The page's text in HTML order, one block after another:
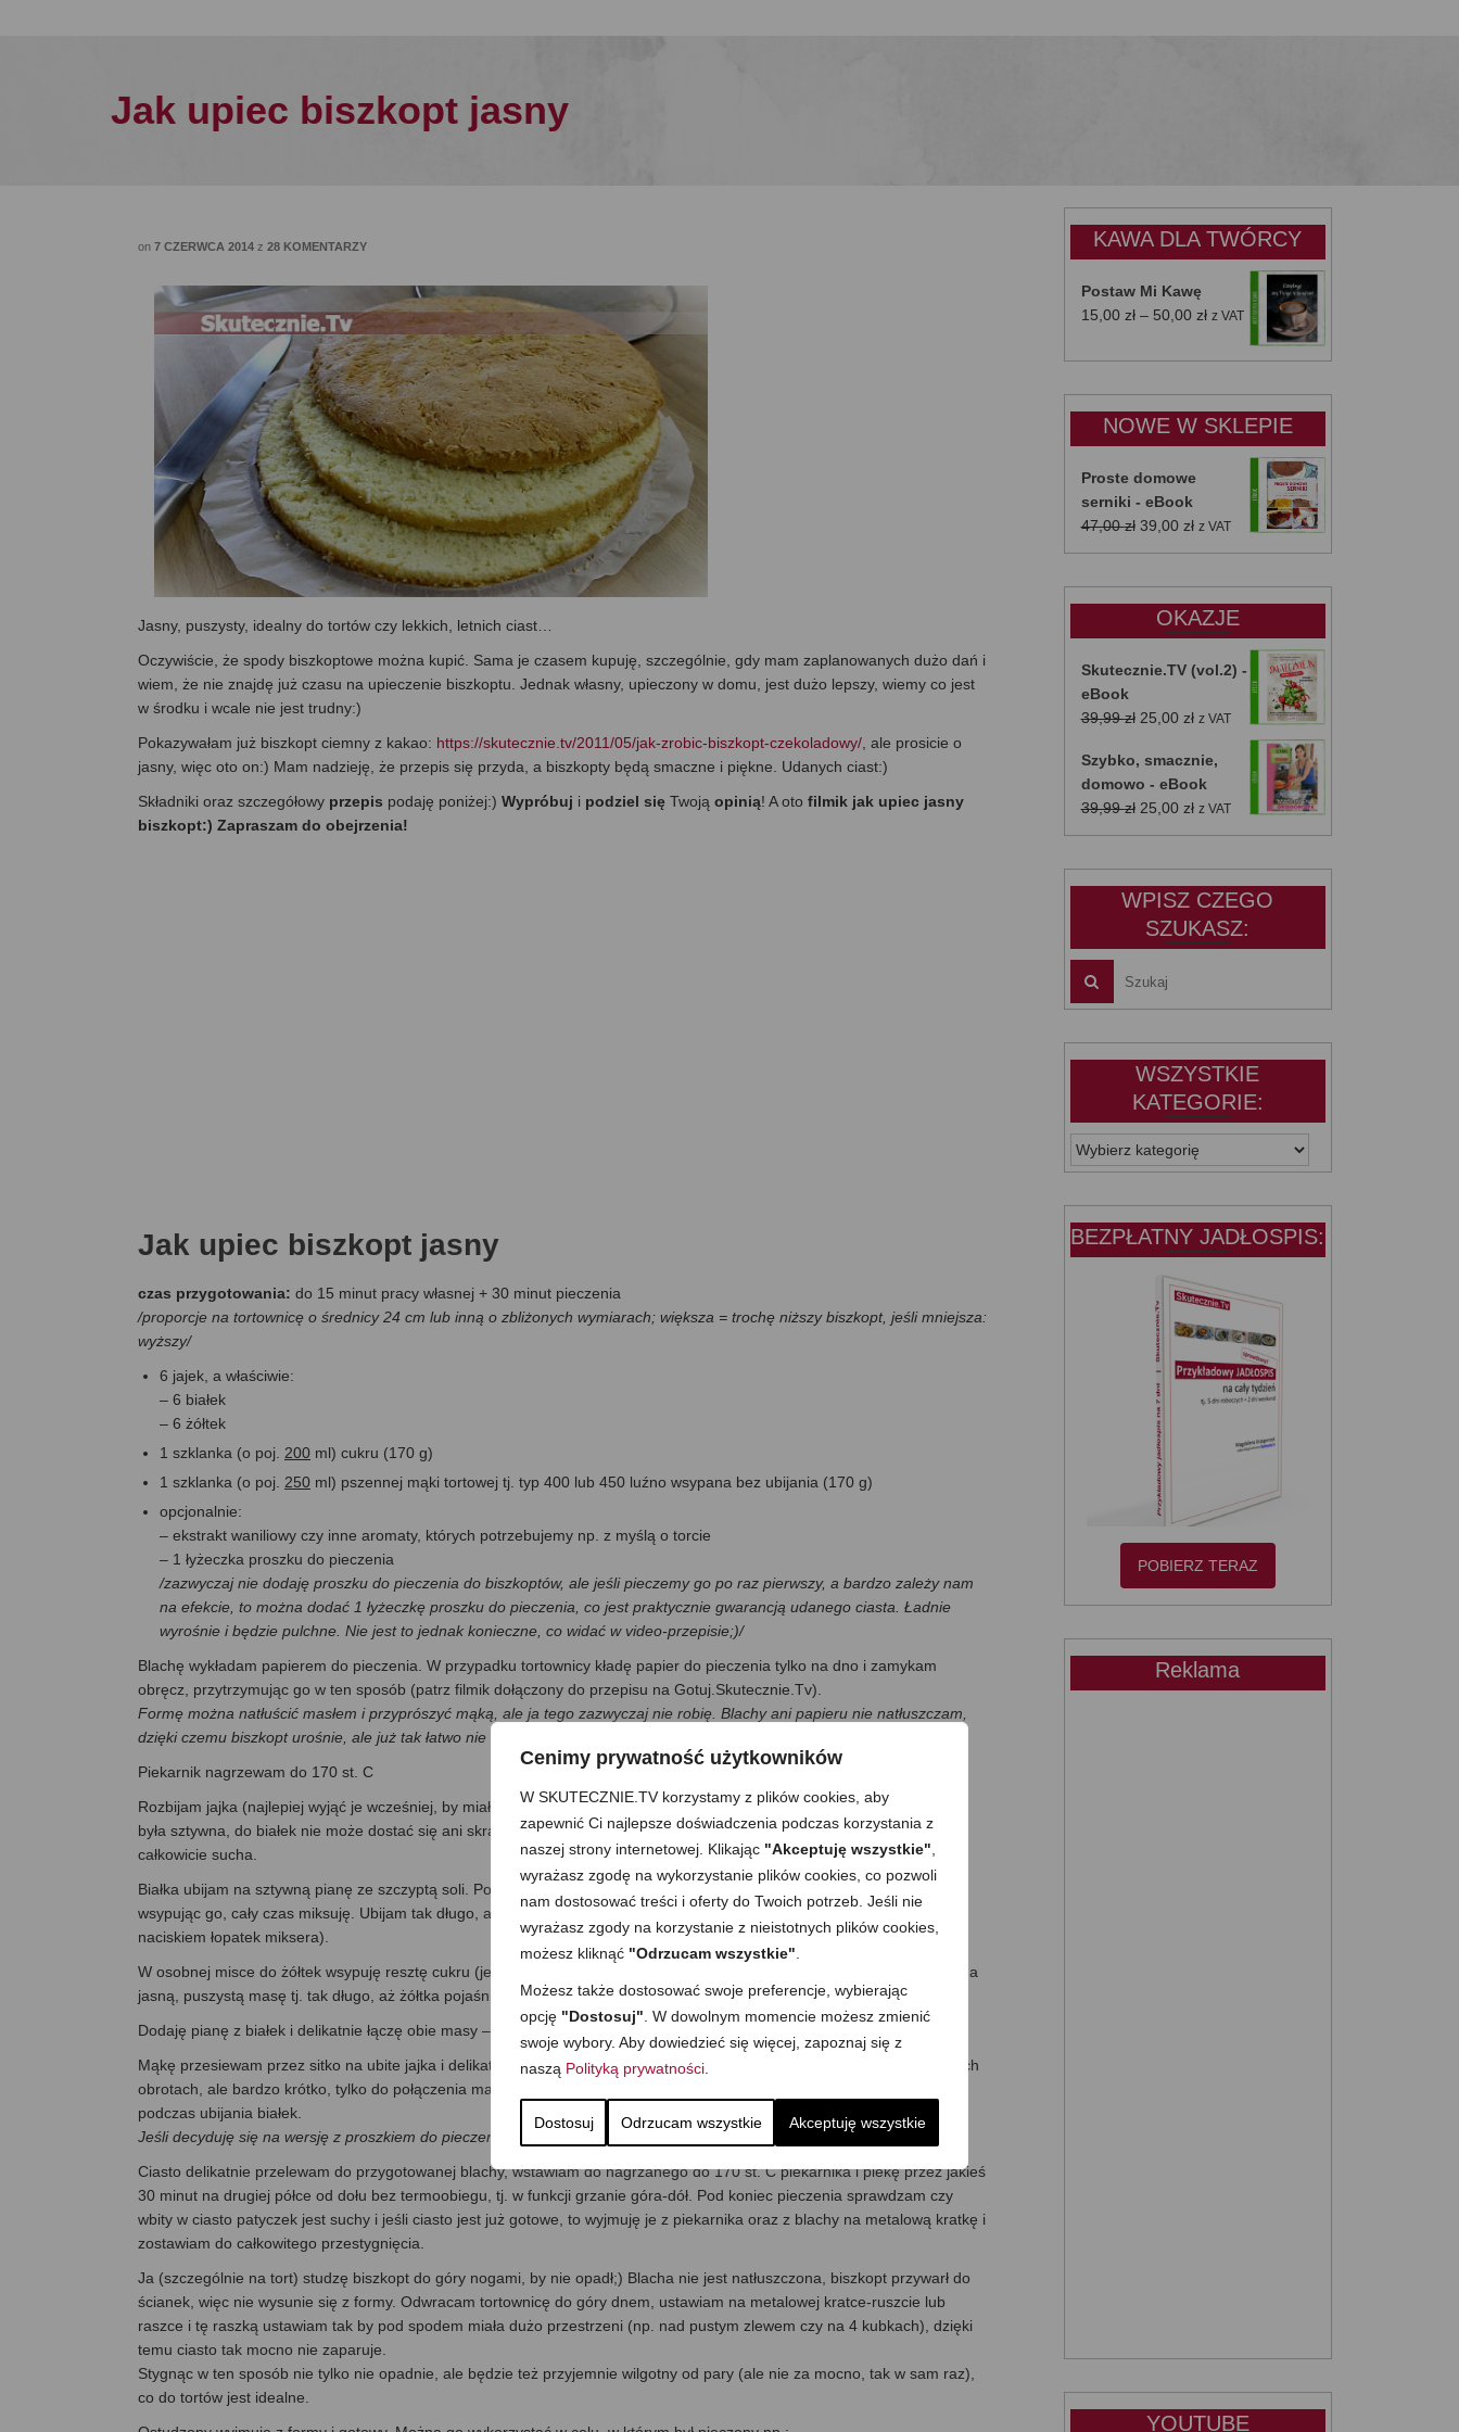
Cenimy prywatność użytkowników
W SKUTECZNIE.TV korzystamy z plików cookies, aby
zapewnić Ci najlepsze doświadczenia podczas korzystania z
naszej strony internetowej. Klikając "Akceptuję wszystkie"
wyrażasz zgodę na wykorzystanie plików cookies, co pozwoli
nam dostosować treści i oferty do Twoich potrzeb. Jeśli nie
wyrażasz zgody na korzystanie z nieistotnych plików cookies,
możesz kliknąć "Odrzucam wszystkie"
Możesz także dostosować swoje preferencje, wybierając
opcję "Dostosuj" . W dowolnym momencie możesz zmienić
swoje wybory. Aby dowiedzieć się więcej, zapoznaj się z
naszą Polityką prywatności
Dostosuj Odrzucam wszystkie Akceptuję wszystkie
Jak upiec biszkopt jasny
on 7 CZERWCA 2014 z 28 KOMENTARZY
Jasny, puszysty, idealny do tortów czy lekkich, letnich ciast…
Oczywiście, że spody biszkoptowe można kupić. Sama je czasem kupuję, szczególnie, gdy mam zaplanowanych dużo dań i
wiem, że nie znajdę już czasu na upieczenie biszkoptu. Jednak własny, upieczony w domu, jest dużo lepszy, wiemy co jest
w środku i wcale nie jest trudny:)
Pokazywałam już biszkopt ciemny z kakao: https://skutecznie.tv/2011/05/jak-zrobic-biszkopt-czekoladowy/, ale prosicie o
jasny, więc oto on:) Mam nadzieję, że przepis się przyda, a biszkopty będą smaczne i piękne. Udanych ciast:)
Składniki oraz szczegółowy przepis podaję poniżej:) Wypróbuj i podziel się Twoją opinią! A oto filmik jak upiec jasny
biszkopt:) Zapraszam do obejrzenia!
Jak upiec biszkopt jasny
czas przygotowania: do 15 minut pracy własnej + 30 minut pieczenia
/proporcje na tortownicę o średnicy 24 cm lub inną o zbliżonych wymiarach; większa = trochę niższy biszkopt, jeśli mniejsza:
wyższy/
6 jajek, a właściwie:
– 6 białek
– 6 żółtek
1 szklanka (o poj. 200 ml) cukru (170 g)
1 szklanka (o poj. 250 ml) pszennej mąki tortowej tj. typ 400 lub 450 luźno wsypana bez ubijania (170 g)
opcjonalnie:
– ekstrakt waniliowy czy inne aromaty, których potrzebujemy np. z myślą o torcie
– 1 łyżeczka proszku do pieczenia
/zazwyczaj nie dodaję proszku do pieczenia do biszkoptów, ale jeśli pieczemy go po raz pierwszy, a bardzo zależy nam
na efekcie, to można dodać 1 łyżeczkę proszku do pieczenia, co jest praktycznie gwarancją udanego ciasta. Ładnie
wyrośnie i będzie pulchne. Nie jest to jednak konieczne, co widać w video-przepisie;)/
Blachę wykładam papierem do pieczenia. W przypadku tortownicy kładę papier do pieczenia tylko na dno i zamykam
obręcz, przytrzymując go w ten sposób (patrz filmik dołączony do przepisu na Gotuj.Skutecznie.Tv).
Formę można natłuścić masłem i przyprószyć mąką, ale ja tego zazwyczaj nie robię. Blachy ani papieru nie natłuszczam,
dzięki czemu biszkopt urośnie, ale już tak łatwo nie opadnie.
Piekarnik nagrzewam do 170 st. C
Rozbijam jajka (najlepiej wyjąć je wcześniej, by miały temp. pokojową), dzieląc je na białka i żółtka. Aby piana się udała i
była sztywna, do białek nie może dostać się ani skraweczek żółtka, a miska w której ubijam białka musi być czysta i
całkowicie sucha.
Białka ubijam na sztywną pianę ze szczyptą soli. Pod koniec ubijania dodaję stopniowo połowę z odmierzonego cukru –
wsypując go, cały czas miksuję. Ubijam tak długo, aż piana będzie gładka, lśniąca i bardzo sztywna (czuć lekki opór pod
naciskiem łopatek miksera).
W osobnej misce do żółtek wsypuję resztę cukru (jeśli decyduję się na wersję z aromatem, to dodaję go teraz) i miksuję na
jasną, puszystą masę tj. tak długo, aż żółtka pojaśnieją i wyraźnie zwiększą swoja objętość.
Dodaję pianę z białek i delikatnie łączę obie masy –najlepiej łyżką lub szpatułką, mieszając od dna ku górze.
Mąkę przesiewam przez sitko na ubite jajka i delikatnie mieszam –szpatułką lub łyżką, a od biedy mikserem na najniższych
obrotach, ale bardzo krótko, tylko do połączenia maki z pianą, by nie pozbawić masy powietrza, które zostało wtłoczone
podczas ubijania białek.
Jeśli decyduję się na wersję z proszkiem do pieczenia, to dodaję go do mąki i przesiewam wraz z mąką.
Ciasto delikatnie przelewam do przygotowanej blachy, wstawiam do nagrzanego do 170 st. C piekarnika i piekę przez jakieś
30 minut na drugiej półce od dołu bez termoobiegu, tj. w funkcji grzanie góra-dół. Pod koniec pieczenia sprawdzam czy
wbity w ciasto patyczek jest suchy i jeśli ciasto jest już gotowe, to wyjmuję je z piekarnika oraz z blachy na metalową kratkę i
zostawiam do całkowitego przestygnięcia.
Ja (szczególnie na tort) studzę biszkopt do góry nogami, by nie opadł;) Blacha nie jest natłuszczona, biszkopt przywarł do
ścianek, więc nie wysunie się z formy. Odwracam tortownicę do góry dnem, ustawiam na metalowej kratce-ruszcie lub
raszce i tę raszką ustawiam tak by pod spodem miała dużo przestrzeni (np. nad pustym zlewem czy na 4 kubkach), dzięki
temu ciasto tak mocno nie zaparuje.
Stygnąc w ten sposób nie tylko nie opadnie, ale będzie też przyjemnie wilgotny od pary (ale nie za mocno, tak w sam raz),
co do tortów jest idealne.
KAWA DLA TWÓRCY
Postaw Mi Kawę
15,00 zł – 50,00 złZakres
od
do
50,00 zł
z VAT
NOWE W SKLEPIE
Proste domowe
serniki - eBook
47,00zł Pierwotna
cena
39,00 złAktualna
cena
z VAT
OKAZJE
Skutecznie.TV (vol.2) -
eBook
39,99zł Pierwotna
wynosiła:
39,99 zł.
25,00 złAktualna
wynosi:
25,00 zł.
z VAT
Szybko, smacznie,
domowo - eBook
39,99zł Pierwotna
cena
25,00 złAktualna
cena
z VAT
WPISZ CZEGO
SZUKASZ:
WSZYSTKIE
KATEGORIE:
WSZYSTKIE
KATEGORIE:
BEZPŁATNY JADŁOSPIS:
POBIERZ TERAZ
Reklama
YOUTUBE